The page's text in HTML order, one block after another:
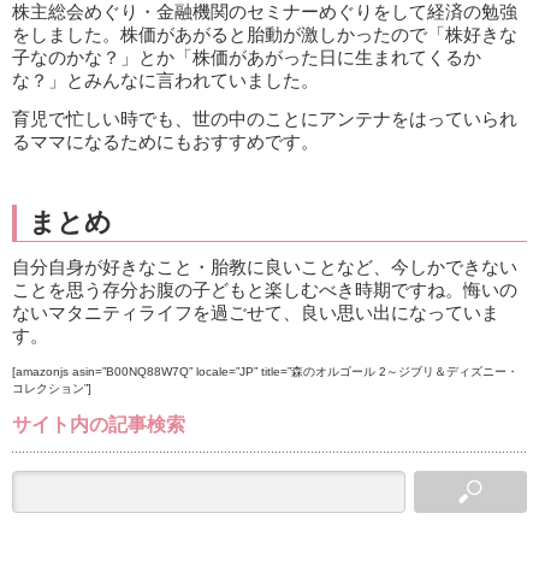
株主総会めぐり・金融機関のセミナーめぐりをして経済の勉強
をしました。株価があがると胎動が激しかったので「株好きな
子なのかな？」とか「株価があがった日に生まれてくるか
な？」とみんなに言われていました。
育児で忙しい時でも、世の中のことにアンテナをはっていられ
るママになるためにもおすすめです。
まとめ
自分自身が好きなこと・胎教に良いことなど、今しかできない
ことを思う存分お腹の子どもと楽しむべき時期ですね。悔いの
ないマタニティライフを過ごせて、良い思い出になっていま
す。
[amazonjs asin=”B00NQ88W7Q” locale=”JP” title=”森のオルゴール 2～ジブリ＆ディズニー・
コレクション”]
サイト内の記事検索